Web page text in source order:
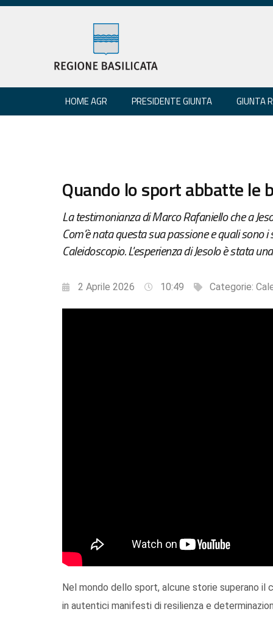
HOME AGR PRESIDENTE GIUNTA GIUNTA
Quando lo sport abbatte le
La testimonianza di Marco Rafaniello che a
Com'è nata questa sua passione e quali sono
Caleidoscopio. L'esperienza di Jesolo è stata
2 Aprile 2026 10:49 Categorie:
Nel mondo dello sport, alcune storie superano
in autentici manifesti di resilienza e